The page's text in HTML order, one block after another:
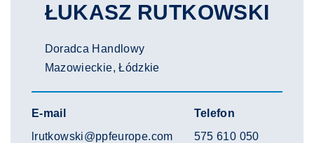
ŁUKASZ RUTKOWSKI
Doradca Handlowy
Mazowieckie, Łódzkie
E-mail
lrutkowski@ppfeurope.com
Telefon
575 610 050